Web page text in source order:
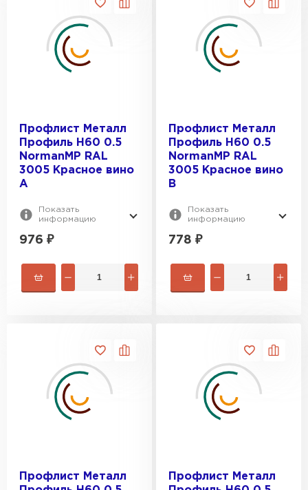
Профлист Металл
Профиль Н60 0.5
NormanMP RAL
3005 Красное вино
A
Показать
информацию
976 ₽
Профлист Металл
Профиль Н60 0.5
NormanMP RAL
3005 Красное вино
B
Показать
информацию
778 ₽
Профлист Металл
Профлист Металл